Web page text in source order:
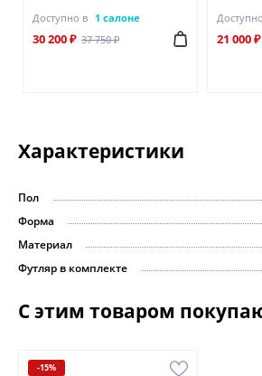
Доступно в 1 салоне
30 200 ₽ 37 750 ₽ 21 000 ₽
Характеристики
Пол
Форма
Материал
Футляр в комплекте
С этим товаром
-15%